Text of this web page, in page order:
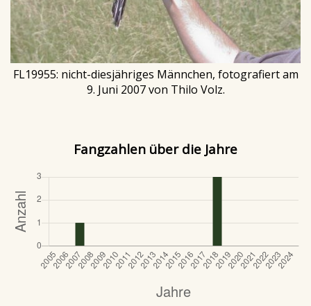
FL19955: nicht-diesjähriges Männchen, fotografiert am
9. Juni 2007 von Thilo Volz.
Fangzahlen über die Jahre